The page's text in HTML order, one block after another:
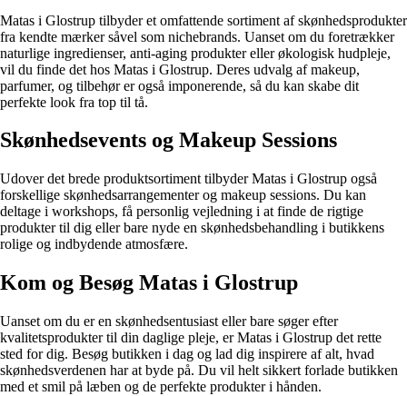
Matas i Glostrup tilbyder et omfattende sortiment af skønhedsprodukter
fra kendte mærker såvel som nichebrands. Uanset om du foretrækker
naturlige ingredienser, anti-aging produkter eller økologisk hudpleje,
vil du finde det hos Matas i Glostrup. Deres udvalg af makeup,
parfumer, og tilbehør er også imponerende, så du kan skabe dit
perfekte look fra top til tå.
Skønhedsevents og Makeup Sessions
Udover det brede produktsortiment tilbyder Matas i Glostrup også
forskellige skønhedsarrangementer og makeup sessions. Du kan
deltage i workshops, få personlig vejledning i at finde de rigtige
produkter til dig eller bare nyde en skønhedsbehandling i butikkens
rolige og indbydende atmosfære.
Kom og Besøg Matas i Glostrup
Uanset om du er en skønhedsentusiast eller bare søger efter
kvalitetsprodukter til din daglige pleje, er Matas i Glostrup det rette
sted for dig. Besøg butikken i dag og lad dig inspirere af alt, hvad
skønhedsverdenen har at byde på. Du vil helt sikkert forlade butikken
med et smil på læben og de perfekte produkter i hånden.